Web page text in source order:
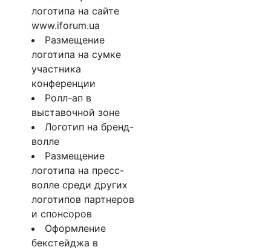
логотипа на сайте
www.iforum.ua
Размещение
логотипа на сумке
участника
конференции
Ролл-ап в
выставочной зоне
Логотип на бренд-
волле
Размещение
логотипа на пресс-
волле среди других
логотипов партнеров
и спонсоров
Оформление
бекстейджа в